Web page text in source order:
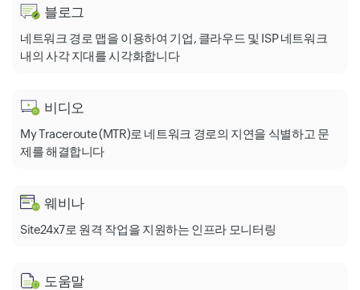
블로그
네트워크 경로 맵을 이용하여 기업, 클라우드 및 ISP 네트워크
내의 사각 지대를 시각화합니다
비디오
My Traceroute (MTR)로 네트워크 경로의 지연을 식별하고 문
제를 해결합니다
웨비나
Site24x7로 원격 작업을 지원하는 인프라 모니터링
도움말